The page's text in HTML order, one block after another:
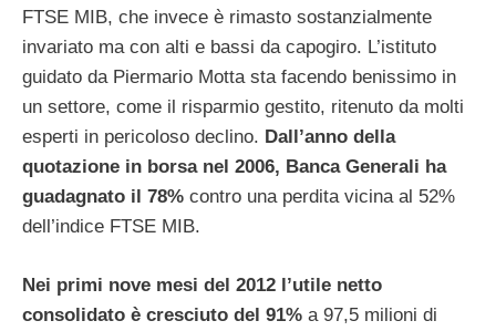
FTSE MIB, che invece è rimasto sostanzialmente
invariato ma con alti e bassi da capogiro. L’istituto
guidato da Piermario Motta sta facendo benissimo in
un settore, come il risparmio gestito, ritenuto da molti
esperti in pericoloso declino. Dall’anno della
quotazione in borsa nel 2006, Banca Generali ha
guadagnato il 78% contro una perdita vicina al 52%
dell’indice FTSE MIB.
Nei primi nove mesi del 2012 l’utile netto
consolidato è cresciuto del 91% a 97,5 milioni di